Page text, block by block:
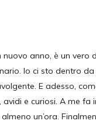
nuovo anno, è un
Io ci sto dentro
E adesso,
avidi e curiosi. A me
un’ora.